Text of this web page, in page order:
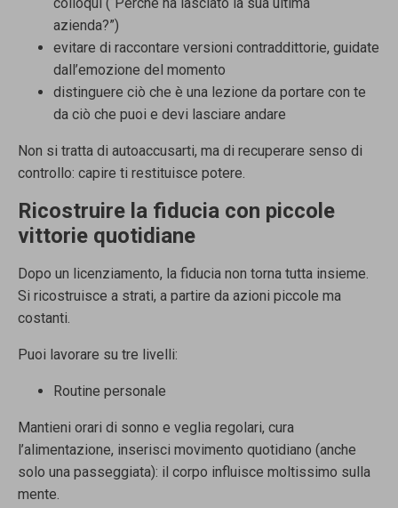
azienda?”)
evitare di raccontare versioni contraddittorie, guidate
dall’emozione del momento
distinguere ciò che è una lezione da portare con te
da ciò che puoi e devi lasciare andare
Non si tratta di autoaccusarti, ma di recuperare senso di
controllo: capire ti restituisce potere.
Ricostruire la fiducia con piccole
vittorie quotidiane
Dopo un licenziamento, la fiducia non torna tutta insieme.
Si ricostruisce a strati, a partire da azioni piccole ma
costanti.
Puoi lavorare su tre livelli:
Routine personale
Mantieni orari di sonno e veglia regolari, cura
l’alimentazione, inserisci movimento quotidiano (anche
solo una passeggiata): il corpo influisce moltissimo sulla
mente.